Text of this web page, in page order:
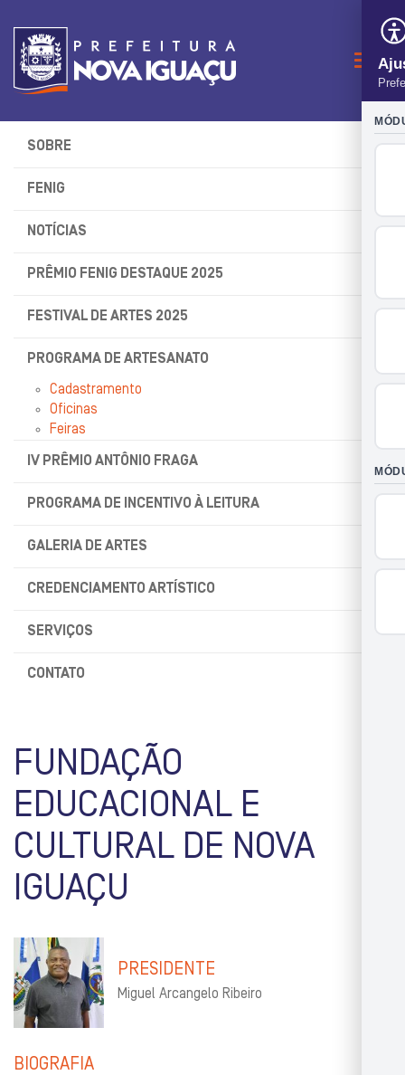
SOBRE
FENIG
NOTÍCIAS
PRÊMIO FENIG DESTAQUE 2025
FESTIVAL DE ARTES 2025
PROGRAMA DE ARTESANATO
Cadastramento
Oficinas
Feiras
IV PRÊMIO ANTÔNIO FRAGA
PROGRAMA DE INCENTIVO À LEITURA
GALERIA DE ARTES
CREDENCIAMENTO ARTÍSTICO
SERVIÇOS
CONTATO
FUNDAÇÃO
EDUCACIONAL E
CULTURAL DE NOVA
IGUAÇU
PRESIDENTE
Miguel Arcangelo Ribeiro
BIOGRAFIA